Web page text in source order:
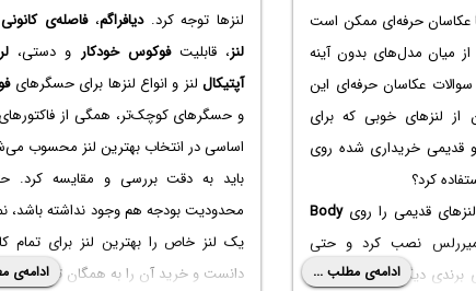
م
ا
ی
ی
ی
ا
C
i
n
عکاسان حرفه‌ای ممکن است
میان مدل‌های بدون آینه
عکاسان حرفه‌ای این
از لنز‌های خوبی که برای
قدیمی خریداری شده روی
کرد؟
قدیمی را رویBody
میررلس نصب کرد و حتی
برندی دیگر طراحی شده را
ادامه‌ی مطلب ...
لنزها توجه کرد.دیافراگم،فاصله‌ی کانونی
لنز، قابلیتفوکوس خودکار و دستی،
آپتیکاللنز و انواع لنز‌ها برای حسگرهای
و حسگرهای کوچک‌تر، همگی از
اساسی در انتخاب بهترین لنز محسوب
باید به دقت بررسی و مقایسه کرد.
محدودیت بودجه هم وجود نداشته باشد،
یک لنز خاص را بهترین لنز برای تمام
دانست و خرید آن را به همگان توصیه کرد!
ادامه‌ی